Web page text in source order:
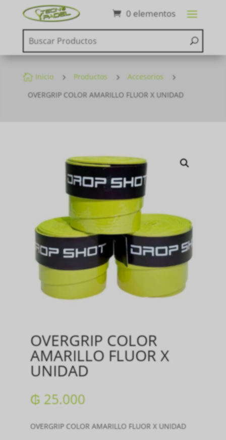
0 elementos
 Inicio 5 Productos 5 Accesorios 5
OVERGRIP COLOR AMARILLO FLUOR X UNIDAD
OVERGRIP COLOR
AMARILLO FLUOR X
UNIDAD
₲ 25.000
OVERGRIP COLOR AMARILLO FLUOR X UNIDAD